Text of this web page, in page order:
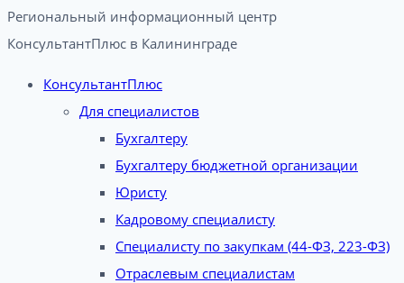
Региональный информационный центр
КонсультантПлюс в Калининграде​
КонсультантПлюс
Для специалистов
Бухгалтеру
Бухгалтеру бюджетной организации
Юристу
Кадровому специалисту
Специалисту по закупкам (44-ФЗ, 223-ФЗ)
Отраслевым специалистам